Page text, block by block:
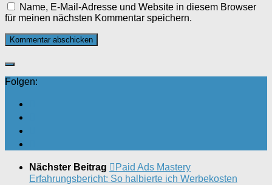
Name, E-Mail-Adresse und Website in diesem Browser
für meinen nächsten Kommentar speichern.
Folgen:
Nächster Beitrag
Paid Ads Mastery
Erfahrungsbericht: So halbierte ich Werbekosten